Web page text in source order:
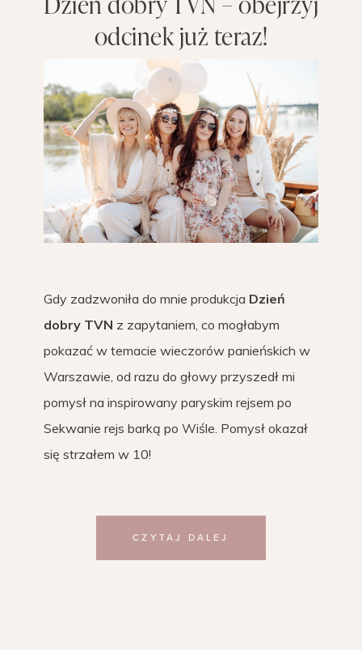
odcinek już teraz!
Gdy zadzwoniła do mnie produkcja Dzień
dobry TVN z zapytaniem, co mogłabym
pokazać w temacie wieczorów panieńskich w
Warszawie, od razu do głowy przyszedł mi
pomysł na inspirowany paryskim rejsem po
Sekwanie rejs barką po Wiśle. Pomysł okazał
się strzałem w 10!
CZYTAJ DALEJ